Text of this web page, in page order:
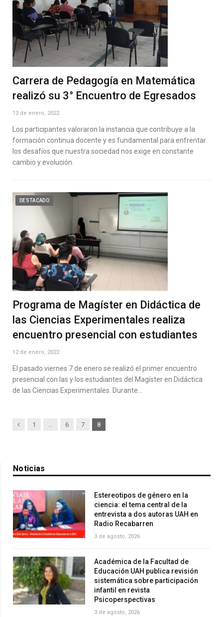
Carrera de Pedagogía en Matemática
realizó su 3° Encuentro de Egresados
13 de enero, 2022
Los participantes valoraron la instancia que contribuye a la
formación continua docente y es fundamental para enfrentar
los desafíos que nuestra sociedad nos exige en constante
cambio y evolución.
DESTACADO
Programa de Magíster en Didáctica de
las Ciencias Experimentales realiza
encuentro presencial con estudiantes
12 de enero, 2022
El pasado viernes 7 de enero se realizó el primer encuentro
presencial con las y los estudiantes del Magíster en Didáctica
de las Ciencias Experimentales. Durante…
Previous
1 … 6 7 8
Noticias
Estereotipos de género en la
ciencia: el tema central de la
entrevista a dos autoras UAH en
Radio Recabarren
3 de agosto, 2026
Académica de la Facultad de
Educación UAH publica revisión
sistemática sobre participación
infantil en revista
Psicoperspectivas
3 de agosto, 2026